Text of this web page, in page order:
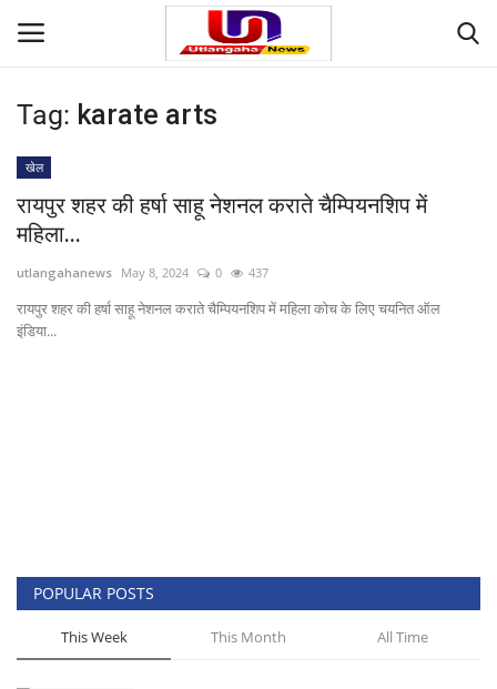
Login
Home
देश
टेक न्यूज
लाइफस्टाइल
Tag: karate arts
खेल
रायपुर शहर की हर्षा साहू नेशनल कराते चैम्पियनशिप में
महिला...
utlangahanews May 8, 2024 0 437
रायपुर शहर की हर्षा साहू नेशनल कराते चैम्पियनशिप में महिला कोच के लिए चयनित ऑल
इंडिया...
POPULAR POSTS
This Week This Month All Time